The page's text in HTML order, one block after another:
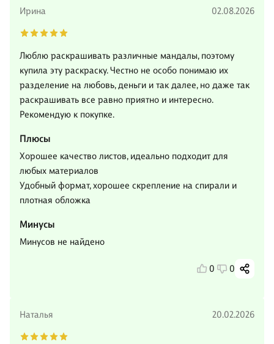
Ирина 02.08.2026
Люблю раскрашивать различные мандалы, поэтому
купила эту раскраску. Честно не особо понимаю их
разделение на любовь, деньги и так далее, но даже так
раскрашивать все равно приятно и интересно.
Рекомендую к покупке.
Плюсы
Хорошее качество листов, идеально подходит для
любых материалов
Удобный формат, хорошее скрепление на спирали и
плотная обложка
Минусы
Минусов не найдено
0 0
Наталья 20.02.2026